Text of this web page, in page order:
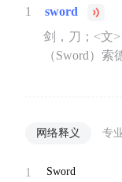
1
sword
剑，刀；<文
（Sword）索
网络释义 专
1
Sword